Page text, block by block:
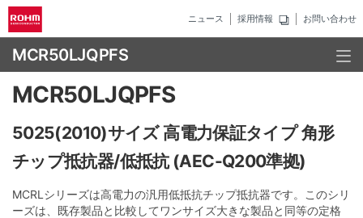
ニュース 採用情報 お問い合わせ
MCR50LJQPFS
MCR50LJQPFS
5025(2010)サイズ 高電力保証タイプ 角形
チップ抵抗器/低抵抗 (AEC-Q200準拠)
MCRLシリーズは高電力の汎用低抵抗チップ抵抗器です。このシリ
ーズは、既存製品と比較してワンサイズ大きな製品と同等の定格